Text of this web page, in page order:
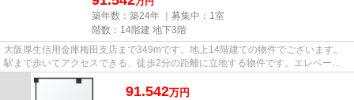
築年数：築24年 ｜募集中： 1室
階数：14階建 地下3階
大阪厚生信用金庫梅田支店まで349mです。地上14階建ての物件でございます。
駅まで歩いてアクセスできる、徒歩2分の距離に立地する物件です。エレベータ
ー付き物件です。
91.542万円